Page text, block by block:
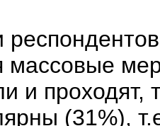
массовые
и проходят,
(31%),